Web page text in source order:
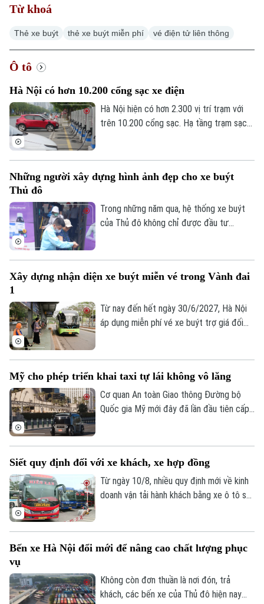
Chuyên mục
Thời sự
Xã hội
Hà Nội
Nhịp sống Hà Nội
Người Hà Nội
Thế giới
Tin tức
Kinh tế
Từ khoá
Thẻ xe buýt thẻ xe buýt miễn phí vé điện tử liên thông
Ô tô
Hà Nội có hơn 10.200 cổng sạc xe điện
Hà Nội hiện có hơn 2.300 vị trí trạm với
trên 10.200 cổng sạc. Hạ tầng trạm sạc
ngày càng gia tăng.
Những người xây dựng hình ảnh đẹp cho xe buýt
Thủ đô
Trong những năm qua, hệ thống xe buýt
của Thủ đô không chỉ được đầu tư
tình, trách nhiệm của đội ngũ công nhân
dựng niềm tin, để xe buýt ngày càng trở
thành lựa chọn quen thuộc của nhiều
Xây dựng nhận diện xe buýt miễn vé trong Vành đai
1
Từ nay đến hết ngày 30/6/2027, Hà Nội
áp dụng miễn phí vé xe buýt trợ giá đối
tiện giao thông công cộng. Để triển khai
hiệu quả, Thành phố yêu cầu cần xây dựng
nhận diện với các tuyến xe buýt này.
Mỹ cho phép triển khai taxi tự lái không vô lăng
Cơ quan An toàn Giao thông Đường bộ
Quốc gia Mỹ mới đây đã lần đầu tiên cấp
lăng và các thiết bị điều khiển truyền
thống, đánh dấu bước đột phá lớn đối với
ngành công nghiệp xe tự hành tại Mỹ.
Siết quy định đối với xe khách, xe hợp đồng
Từ ngày 10/8, nhiều quy định mới về kinh
doanh vận tải hành khách bằng xe ô tô sẽ
Bến xe Hà Nội đổi mới để nâng cao chất lượng phục
vụ
Không còn đơn thuần là nơi đón, trả
khách, các bến xe của Thủ đô hiện nay